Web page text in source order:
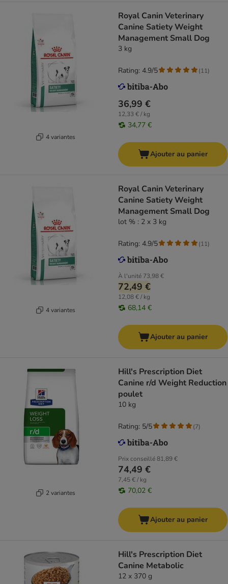
4 variantes
Royal Canin Veterinary
Canine Satiety Weight
Management Small Dog
3 kg
36,99 €
12,33 € / kg
34,77 €
Rating: 4.9/5 (11)
Ajouter au panier
4 variantes
Royal Canin Veterinary
Canine Satiety Weight
Management Small Dog
lot % : 2 x 3 kg
À l'unité 73,98 €
72,49 €
12,08 € / kg
68,14 €
Rating: 4.9/5 (11)
Ajouter au panier
2 variantes
Hill's Prescription Diet
Canine r/d Weight Reduction
poulet
10 kg
Prix conseillé81,89 €
74,49 €
7,45 € / kg
70,02 €
Rating: 5/5 (7)
Ajouter au panier
Hill's Prescription Diet
Canine Metabolic
12 x 370 g